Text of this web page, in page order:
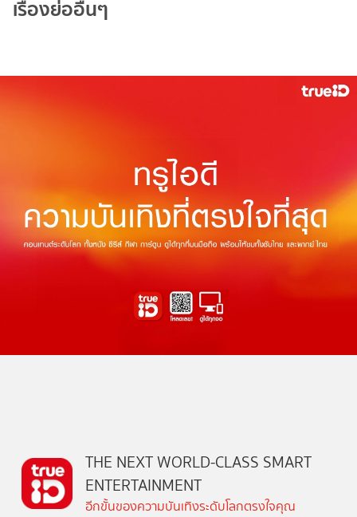
เรื่องย่ออื่นๆ
THE NEXT WORLD-CLASS SMART
ENTERTAINMENT
อีกขั้นของความบันเทิงระดับโลกตรงใจคุณ